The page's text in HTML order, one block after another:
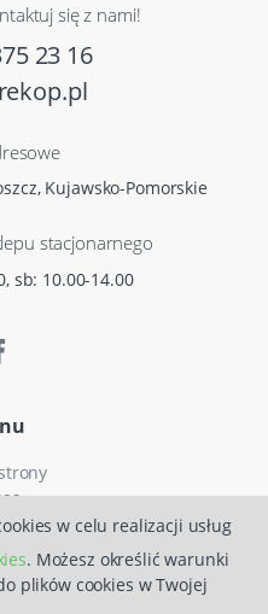
w celu realizacji usług
. Możesz określić warunki
plików cookies w Twojej
się z nami!
23 16
Kujawsko-Pomorskie
stacjonarnego
sb: 10.00-14.00
dostawy
zakupów